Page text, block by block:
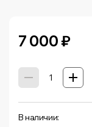
7 000₽
В наличии: